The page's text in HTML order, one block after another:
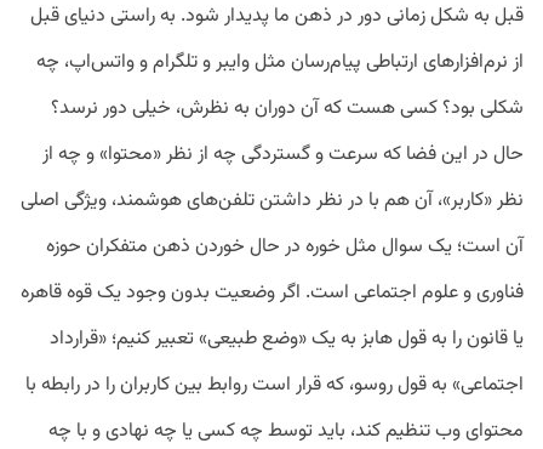
قبل به شکل زمانی دور در ذهن ما پدیدار شود. به راستی دنیای قبل
از نرم‌افزارهای ارتباطی پیام‌رسان مثل وایبر و تلگرام و واتس‌اپ، چه
شکلی بود؟ کسی هست که آن دوران به نظرش، خیلی دور نرسد؟
حال در این فضا که سرعت و گستردگی چه از نظر «محتوا» و چه از
نظر «کاربر»، آن هم با در نظر داشتن تلفن‌های هوشمند، ویژگی اصلی
آن است؛ یک سوال مثل خوره در حال خوردن ذهن متفکران حوزه
فناوری و علوم اجتماعی است. اگر وضعیت بدون وجود یک قوه قاهره
یا قانون را به قول هابز به یک «وضع طبیعی» تعبیر کنیم؛ «قرارداد
اجتماعی» به قول روسو، که قرار است روابط بین کاربران را در رابطه با
محتوای وب تنظیم کند، باید توسط چه کسی یا چه نهادی و با چه